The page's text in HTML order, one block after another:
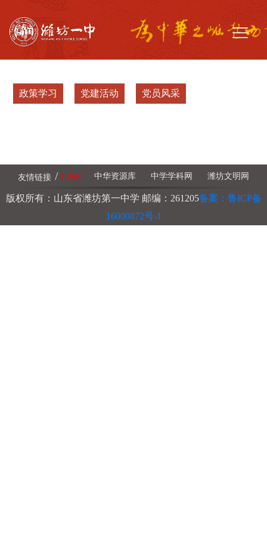
政策学习 党建活动 党员风采
友情链接 / LINK 中华资源库 中学学科网 潍坊文明网
版权所有：山东省潍坊第一中学 邮编：261205备案：鲁ICP备
16000872号-1